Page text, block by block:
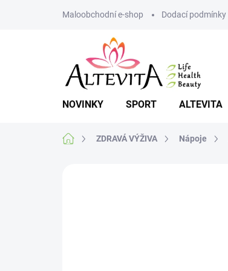
Maloobchodní e-shop Dodací podmínky
NOVINKY SPORT ALTEVITA
Domů ZDRAVÁ VÝŽIVA Nápoje